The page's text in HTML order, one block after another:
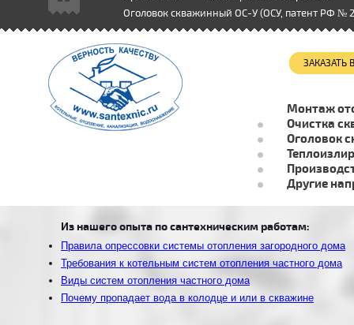
Оголовок скважинный ОС-У (ОСУ, патент РФ №
Монтаж
Очистка
Оголовок
Другие
Из нашего опыта по сантехническим работам:
Правила опрессовки системы отопления загородного дома
Требования к котельным систем отопления частного дома
Виды систем отопления частного дома
Почему пропадает вода в колодце и или в скважине